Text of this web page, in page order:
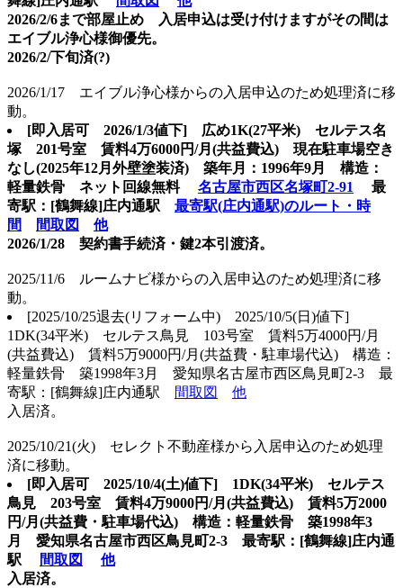
2026/2/6まで部屋止め 入居申込は受け付けますがその間は
エイブル浄心様御優先。
2026/2/下旬済(?)
2026/1/17 エイブル浄心様からの入居申込のため処理済に移
動。
[即入居可 2026/1/3値下] 広め1K(27平米) セルテス名
塚 201号室 賃料4万6000円/月(共益費込) 現在駐車場空き
なし(2025年12月外壁塗装済) 築年月：1996年9月 構造：
軽量鉄骨 ネット回線無料 名古屋市西区名塚町2-91
最
寄駅：[鶴舞線]庄内通駅 最寄駅(庄内通駅)のルート・時
間
間取図
他
2026/1/28 契約書手続済・鍵2本引渡済。
2025/11/6 ルームナビ様からの入居申込のため処理済に移
動。
[2025/10/25退去(リフォーム中) 2025/10/5(日)値下]
1DK(34平米) セルテス鳥見 103号室 賃料5万4000円/月
(共益費込) 賃料5万9000円/月(共益費・駐車場代込) 構造：
軽量鉄骨 築1998年3月 愛知県名古屋市西区鳥見町2-3 最
寄駅：[鶴舞線]庄内通駅
間取図
他
入居済。
2025/10/21(火) セレクト不動産様から入居申込のため処理
済に移動。
[即入居可 2025/10/4(土)値下] 1DK(34平米) セルテス
鳥見 203号室 賃料4万9000円/月(共益費込) 賃料5万2000
円/月(共益費・駐車場代込) 構造：軽量鉄骨 築1998年3
月 愛知県名古屋市西区鳥見町2-3 最寄駅：[鶴舞線]庄内通
駅
間取図
他
入居済。